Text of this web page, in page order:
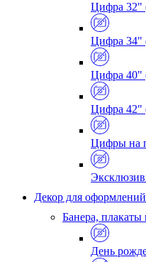
Цифра 32"
Цифра 34"
Цифра 40"
Цифра 42"
Цифры на
Декор для оформлений
Банера,
День